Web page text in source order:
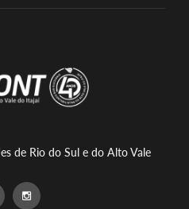
de Rio do Sul e do Alto Vale